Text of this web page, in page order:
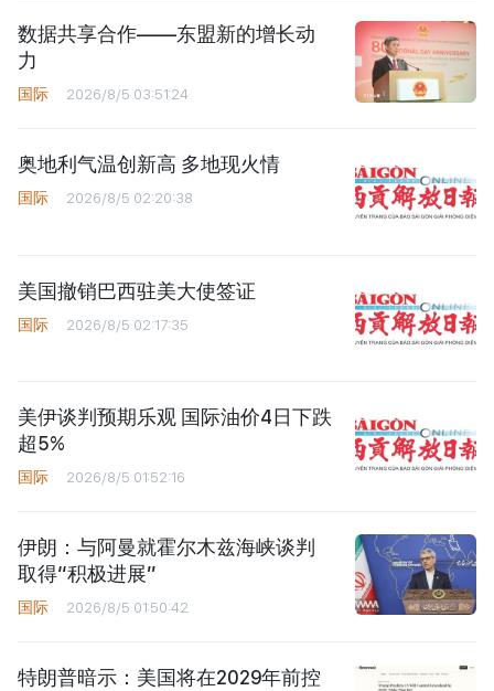
数据共享合作——东盟新的增长动
力
国际 2026/8/5 03:51:24
奥地利气温创新高 多地现火情
国际 2026/8/5 02:20:38
美国撤销巴西驻美大使签证
国际 2026/8/5 02:17:35
美伊谈判预期乐观 国际油价4日下跌
超5%
国际 2026/8/5 01:52:16
伊朗：与阿曼就霍尔木兹海峡谈判
取得“积极进展”
国际 2026/8/5 01:50:42
特朗普暗示：美国将在2029年前控